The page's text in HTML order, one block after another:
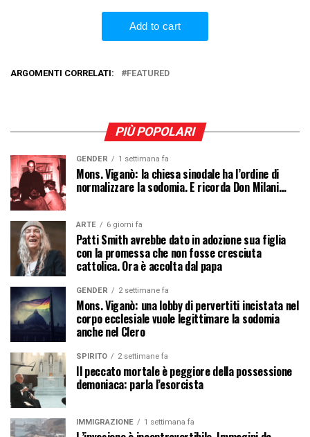
ARGOMENTI CORRELATI: FEATURED
PIÙ POPOLARI
GENDER 1 settimana fa
Mons. Viganò: la chiesa sinodale ha l’ordine di
normalizzare la sodomia. E ricorda Don Milani…
ARTE 6 giorni fa
Patti Smith avrebbe dato in adozione sua figlia
con la promessa che non fosse cresciuta
cattolica. Ora è accolta dal papa
GENDER 2 settimane fa
Mons. Viganò: una lobby di pervertiti incistata nel
corpo ecclesiale vuole legittimare la sodomia
anche nel Clero
SPIRITO 2 settimane fa
Il peccato mortale è peggiore della possessione
demoniaca: parla l’esorcista
IMMIGRAZIONE 1 settimana fa